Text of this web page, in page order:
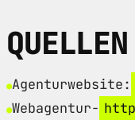
Agenturwebsite:
Webagentur-